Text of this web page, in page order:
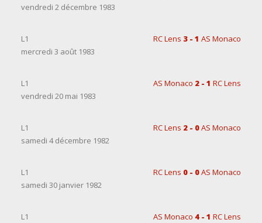
vendredi 2 décembre 1983
L1 RC Lens 3 - 1 AS Monaco
mercredi 3 août 1983
L1 AS Monaco 2 - 1 RC Lens
vendredi 20 mai 1983
L1 RC Lens 2 - 0AS Monaco
samedi 4 décembre 1982
L1 RC Lens 0 - 0AS Monaco
samedi 30 janvier 1982
L1 AS Monaco 4 - 1 RC Lens